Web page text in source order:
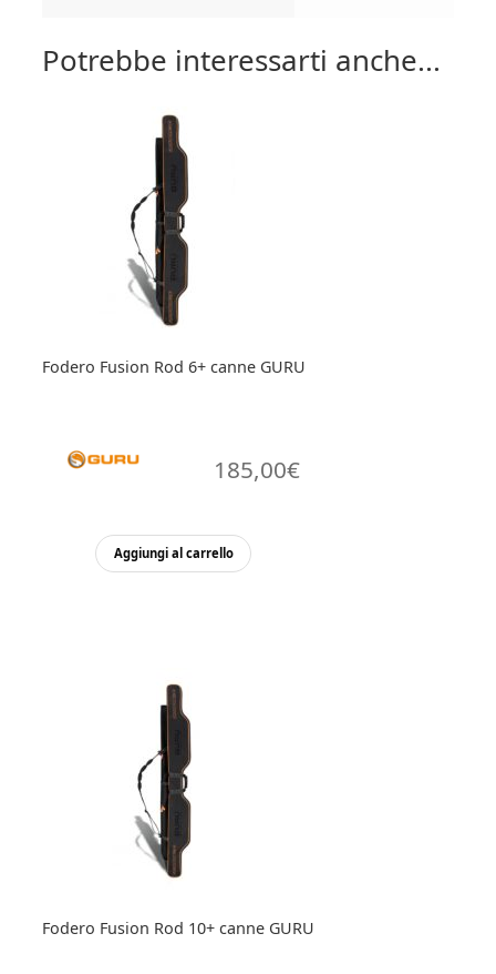
Potrebbe interessarti anche...
Fodero Fusion Rod 6+ canne GURU
185,00€
Aggiungi al carrello
Fodero Fusion Rod 10+ canne GURU